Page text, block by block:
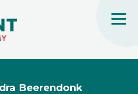
Beerendonk